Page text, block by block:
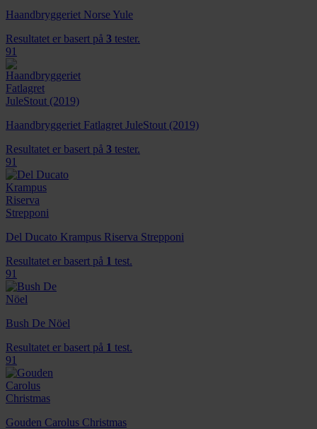
Haandbryggeriet Norse Yule
Resultatet er basert på 3 tester.
91
Haandbryggeriet Fatlagret JuleStout (2019)
Resultatet er basert på 3 tester.
91
Del Ducato Krampus Riserva Strepponi
Resultatet er basert på 1 test.
91
Bush De Nöel
Resultatet er basert på 1 test.
91
Gouden Carolus Christmas